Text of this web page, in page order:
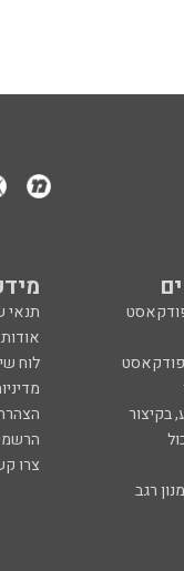
תנאי
לוח
בקיצור
צרו
רגב